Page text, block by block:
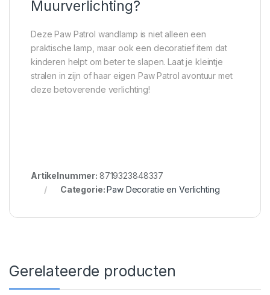
Muurverlichting?
Deze Paw Patrol wandlamp is niet alleen een
praktische lamp, maar ook een decoratief item dat
kinderen helpt om beter te slapen. Laat je kleintje
stralen in zijn of haar eigen Paw Patrol avontuur met
deze betoverende verlichting!
Artikelnummer: 8719323848337
Categorie:Paw Decoratie en Verlichting
Gerelateerde producten